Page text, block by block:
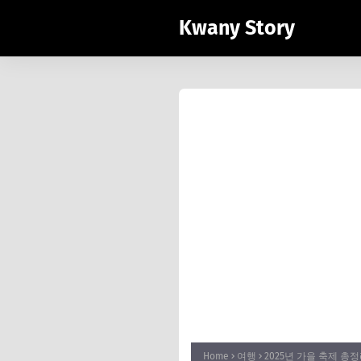
Kwany Story
Home 여행 2025년 가을 축제 총